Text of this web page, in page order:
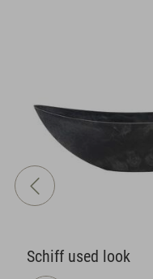
Teller oval used look